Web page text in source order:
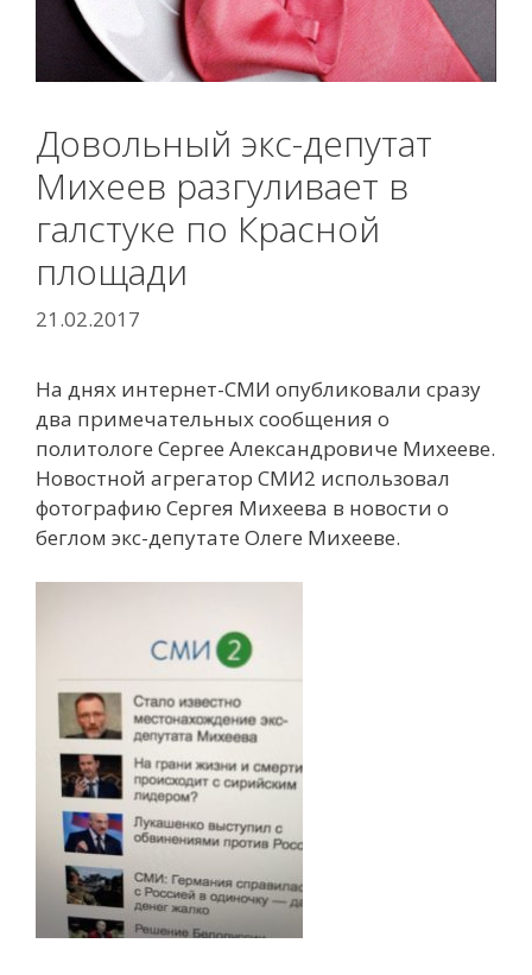
Довольный экс-депутат
Михеев разгуливает в
галстуке по Красной
площади
21.02.2017
На днях интернет-СМИ опубликовали сразу
два примечательных сообщения о
политологе Сергее Александровиче Михееве.
Новостной агрегатор СМИ2 использовал
фотографию Сергея Михеева в новости о
беглом экс-депутате Олеге Михееве.